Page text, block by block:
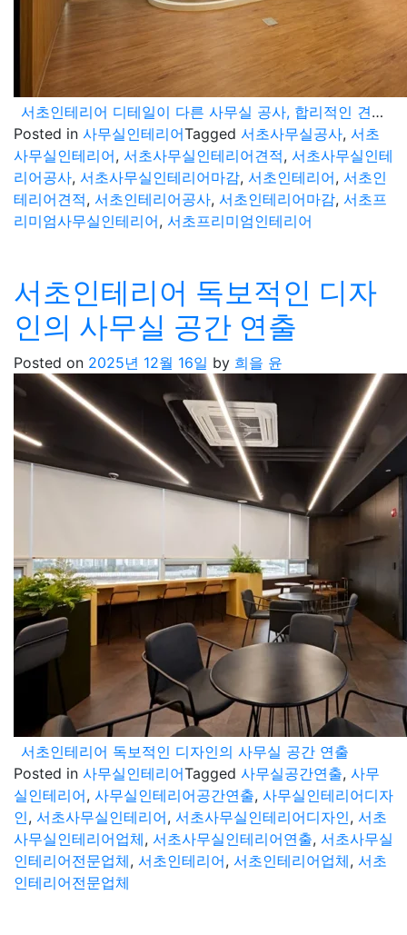
서초인테리어 디테일이 다른 사무실 공사, 합리적인 견적과 감도 높은 프리미엄 마감의 조화
Posted in 사무실인테리어Tagged 서초사무실공사, 서초
사무실인테리어, 서초사무실인테리어견적, 서초사무실인테
리어공사, 서초사무실인테리어마감, 서초인테리어, 서초인
테리어견적, 서초인테리어공사, 서초인테리어마감, 서초프
리미엄사무실인테리어, 서초프리미엄인테리어
서초인테리어 독보적인 디자
인의 사무실 공간 연출
Posted on 2025년 12월 16일 by 희을 윤
서초인테리어 독보적인 디자인의 사무실 공간 연출
Posted in 사무실인테리어Tagged 사무실공간연출, 사무
실인테리어, 사무실인테리어공간연출, 사무실인테리어디자
인, 서초사무실인테리어, 서초사무실인테리어디자인, 서초
사무실인테리어업체, 서초사무실인테리어연출, 서초사무실
인테리어전문업체, 서초인테리어, 서초인테리어업체, 서초
인테리어전문업체